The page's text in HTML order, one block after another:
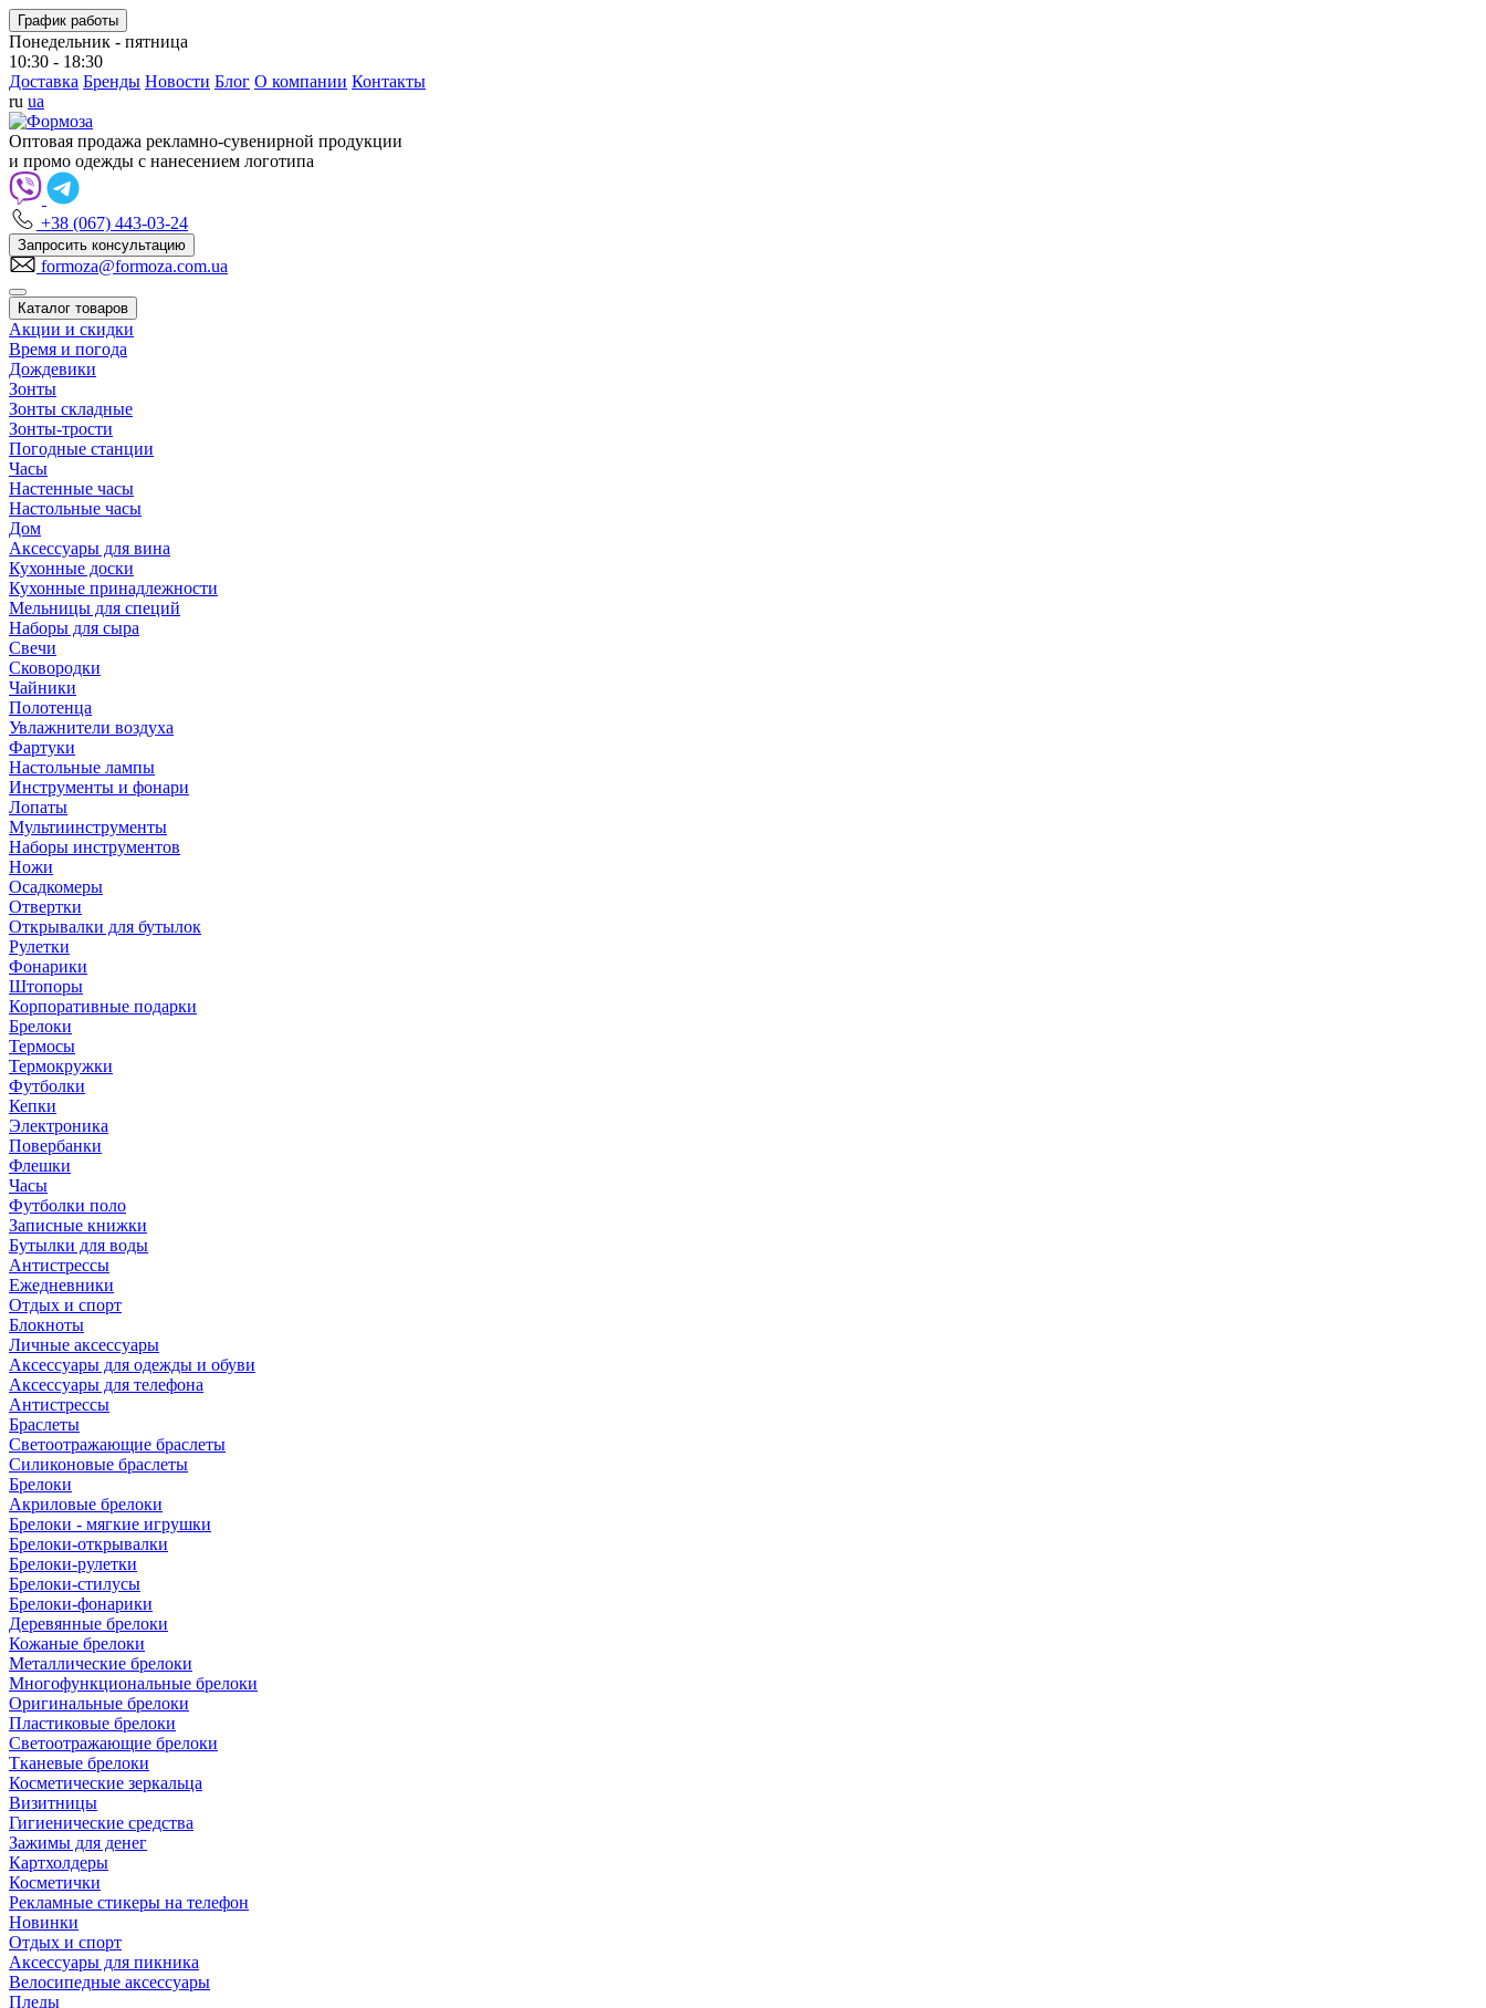
График работы
Понедельник - пятница
10:30 - 18:30
Доставка Бренды Новости Блог О компании Контакты
ru ua
Оптовая продажа рекламно-сувенирной продукции
и промо одежды с нанесением логотипа
+38 (067) 443-03-24
Запросить консультацию
formoza@formoza.com.ua
Каталог товаров
Акции и скидки
Время и погода
Дождевики
Зонты
Зонты складные
Зонты-трости
Погодные станции
Часы
Настенные часы
Настольные часы
Дом
Аксессуары для вина
Кухонные доски
Кухонные принадлежности
Мельницы для специй
Наборы для сыра
Свечи
Сковородки
Чайники
Полотенца
Увлажнители воздуха
Фартуки
Настольные лампы
Инструменты и фонари
Лопаты
Мультиинструменты
Наборы инструментов
Ножи
Осадкомеры
Отвертки
Открывалки для бутылок
Рулетки
Фонарики
Штопоры
Корпоративные подарки
Брелоки
Термосы
Термокружки
Футболки
Кепки
Электроника
Повербанки
Флешки
Часы
Футболки поло
Записные книжки
Бутылки для воды
Антистрессы
Ежедневники
Отдых и спорт
Блокноты
Личные аксессуары
Аксессуары для одежды и обуви
Аксессуары для телефона
Антистрессы
Браслеты
Светоотражающие браслеты
Силиконовые браслеты
Брелоки
Акриловые брелоки
Брелоки - мягкие игрушки
Брелоки-открывалки
Брелоки-рулетки
Брелоки-стилусы
Брелоки-фонарики
Деревянные брелоки
Кожаные брелоки
Металлические брелоки
Многофункциональные брелоки
Оригинальные брелоки
Пластиковые брелоки
Светоотражающие брелоки
Тканевые брелоки
Косметические зеркальца
Визитницы
Гигиенические средства
Зажимы для денег
Картхолдеры
Косметички
Рекламные стикеры на телефон
Новинки
Отдых и спорт
Аксессуары для пикника
Велосипедные аксессуары
Пледы